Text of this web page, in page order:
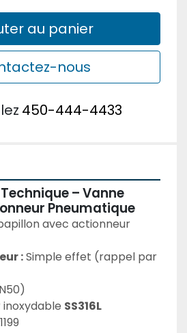
au panier
nous
450-444-4433
– Vanne
Pneumatique
avec actionneur
: Simple effet (rappel par
inoxydable SS316L